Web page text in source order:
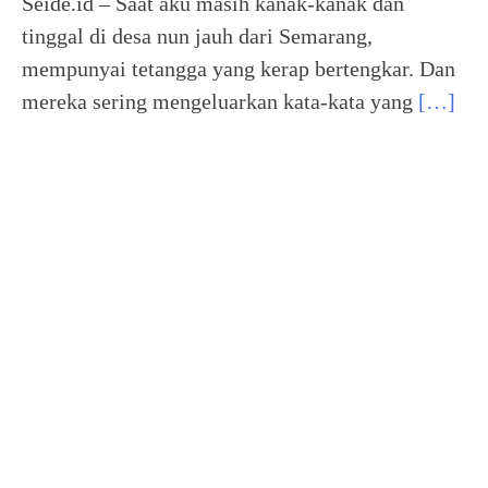
tinggal di desa nun jauh dari Semarang,
mempunyai tetangga yang kerap bertengkar. Dan
mereka sering mengeluarkan kata-kata yang […]